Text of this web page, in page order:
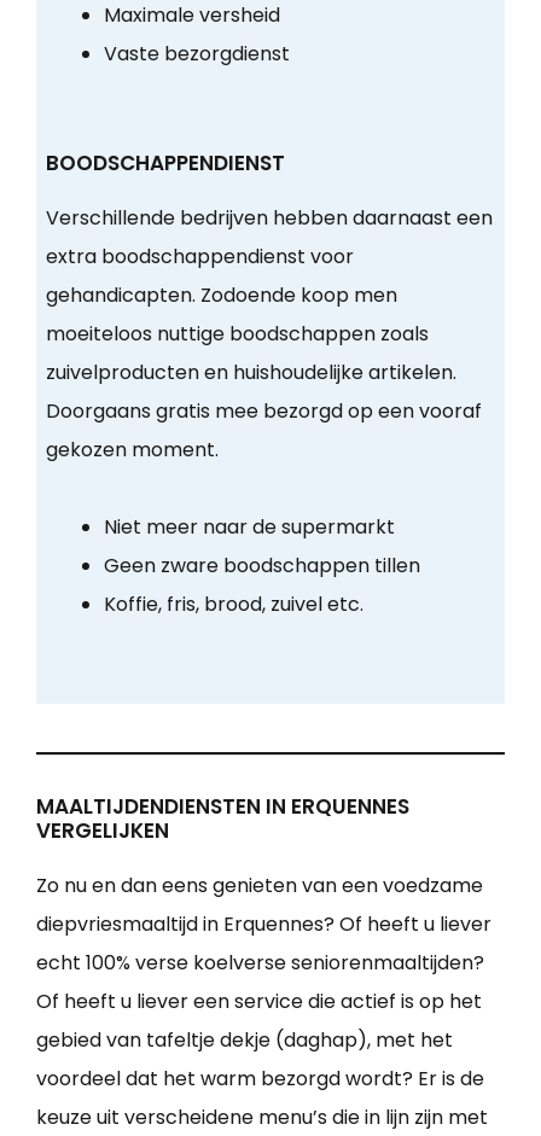
Maximale versheid
Vaste bezorgdienst
BOODSCHAPPENDIENST
Verschillende bedrijven hebben daarnaast een
extra boodschappendienst voor
gehandicapten. Zodoende koop men
moeiteloos nuttige boodschappen zoals
zuivelproducten en huishoudelijke artikelen.
Doorgaans gratis mee bezorgd op een vooraf
gekozen moment.
Niet meer naar de supermarkt
Geen zware boodschappen tillen
Koffie, fris, brood, zuivel etc.
MAALTIJDENDIENSTEN IN ERQUENNES
VERGELIJKEN
Zo nu en dan eens genieten van een voedzame
diepvriesmaaltijd in Erquennes? Of heeft u liever
echt 100% verse koelverse seniorenmaaltijden?
Of heeft u liever een service die actief is op het
gebied van tafeltje dekje (daghap), met het
voordeel dat het warm bezorgd wordt? Er is de
keuze uit verscheidene menu’s die in lijn zijn met